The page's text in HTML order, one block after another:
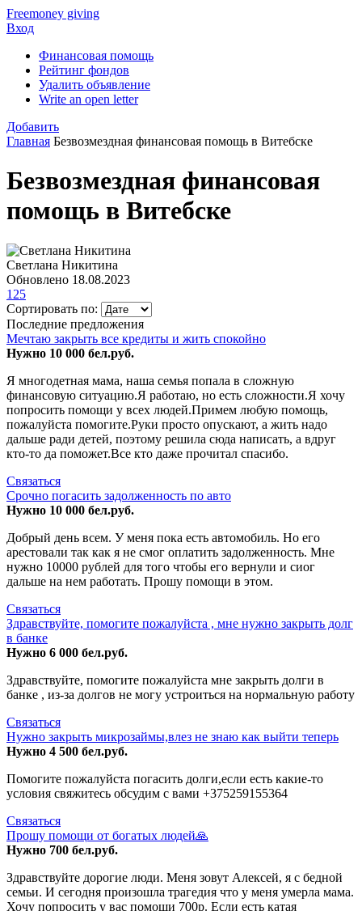
Freemoney giving
Вход
Финансовая помощь
Рейтинг фондов
Удалить объявление
Write an open letter
Добавить
Главная Безвозмездная финансовая помощь в Витебске
Безвозмездная финансовая
помощь в Витебске
Светлана Никитина
Обновлено 18.08.2023
125
Сортировать по:
Последние предложения
Мечтаю закрыть все кредиты и жить спокойно
Нужно 10 000 бел.руб.
Я многодетная мама, наша семья попала в сложную
финансовую ситуацию.Я работаю, но есть сложности.Я хочу
попросить помощи у всех людей.Примем любую помощь,
пожалуйста помогите.Руки просто опускают, а жить надо
дальше ради детей, поэтому решила сюда написать, а вдруг
кто-то да поможет.Все кто даже прочитал спасибо.
Связаться
Срочно погасить задолженность по авто
Нужно 10 000 бел.руб.
Добрый день всем. У меня пока есть автомобиль. Но его
арестовали так как я не смог оплатить задолженность. Мне
нужно 10000 рублей для того чтобы его вернули и сиог
дальше на нем работать. Прошу помощи в этом.
Связаться
Здравствуйте, помогите пожалуйста , мне нужно закрыть долг
в банке
Нужно 6 000 бел.руб.
Здравствуйте, помогите пожалуйста мне закрыть долги в
банке , из-за долгов не могу устроиться на нормальную работу
Связаться
Нужно закрыть микрозаймы,влез не знаю как выйти теперь
Нужно 4 500 бел.руб.
Помогите пожалуйста погасить долги,если есть какие-то
условия свяжитесь обсудим с вами +375259155364
Связаться
Прошу помощи от богатых людей🙏
Нужно 700 бел.руб.
Здравствуйте дорогие люди. Меня зовут Алексей, я с бедной
семьи. И сегодня произошла трагедия что у меня умерла мама.
Хочу попросить у вас помощи 700р. Если есть катая